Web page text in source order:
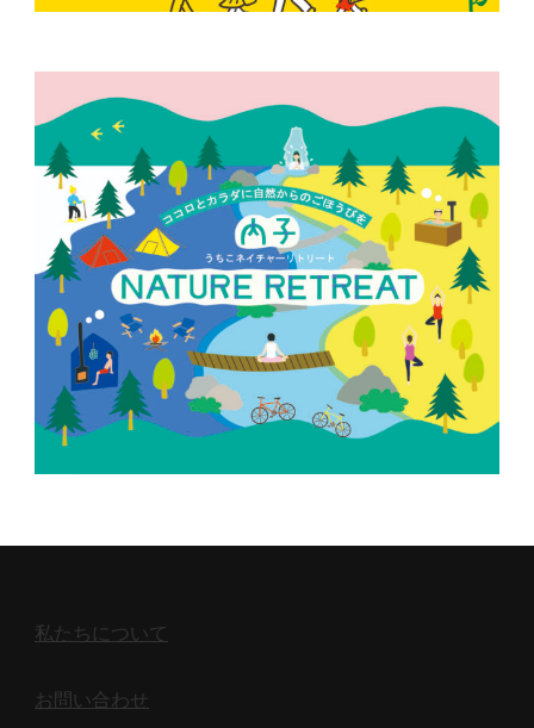
私たちについて
お問い合わせ